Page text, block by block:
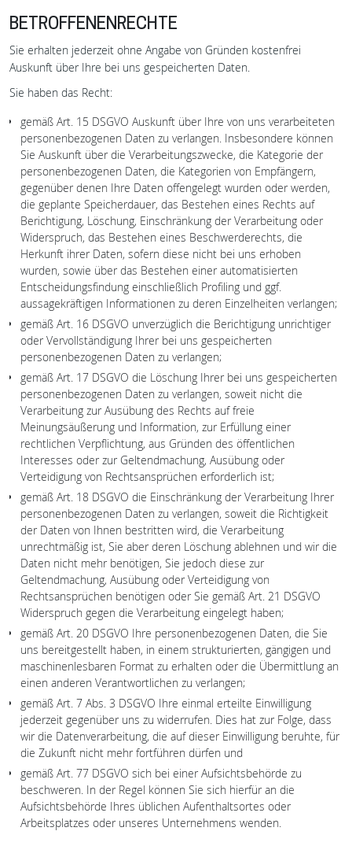
BETROFFENENRECHTE
Sie erhalten jederzeit ohne Angabe von Gründen kostenfrei
Auskunft über Ihre bei uns gespeicherten Daten.
Sie haben das Recht:
gemäß Art. 15 DSGVO Auskunft über Ihre von uns verarbeiteten
personenbezogenen Daten zu verlangen. Insbesondere können
Sie Auskunft über die Verarbeitungszwecke, die Kategorie der
personenbezogenen Daten, die Kategorien von Empfängern,
gegenüber denen Ihre Daten offengelegt wurden oder werden,
die geplante Speicherdauer, das Bestehen eines Rechts auf
Berichtigung, Löschung, Einschränkung der Verarbeitung oder
Widerspruch, das Bestehen eines Beschwerderechts, die
Herkunft ihrer Daten, sofern diese nicht bei uns erhoben
wurden, sowie über das Bestehen einer automatisierten
Entscheidungsfindung einschließlich Profiling und ggf.
aussagekräftigen Informationen zu deren Einzelheiten verlangen;
gemäß Art. 16 DSGVO unverzüglich die Berichtigung unrichtiger
oder Vervollständigung Ihrer bei uns gespeicherten
personenbezogenen Daten zu verlangen;
gemäß Art. 17 DSGVO die Löschung Ihrer bei uns gespeicherten
personenbezogenen Daten zu verlangen, soweit nicht die
Verarbeitung zur Ausübung des Rechts auf freie
Meinungsäußerung und Information, zur Erfüllung einer
rechtlichen Verpflichtung, aus Gründen des öffentlichen
Interesses oder zur Geltendmachung, Ausübung oder
Verteidigung von Rechtsansprüchen erforderlich ist;
gemäß Art. 18 DSGVO die Einschränkung der Verarbeitung Ihrer
personenbezogenen Daten zu verlangen, soweit die Richtigkeit
der Daten von Ihnen bestritten wird, die Verarbeitung
unrechtmäßig ist, Sie aber deren Löschung ablehnen und wir die
Daten nicht mehr benötigen, Sie jedoch diese zur
Geltendmachung, Ausübung oder Verteidigung von
Rechtsansprüchen benötigen oder Sie gemäß Art. 21 DSGVO
Widerspruch gegen die Verarbeitung eingelegt haben;
gemäß Art. 20 DSGVO Ihre personenbezogenen Daten, die Sie
uns bereitgestellt haben, in einem strukturierten, gängigen und
maschinenlesbaren Format zu erhalten oder die Übermittlung an
einen anderen Verantwortlichen zu verlangen;
gemäß Art. 7 Abs. 3 DSGVO Ihre einmal erteilte Einwilligung
jederzeit gegenüber uns zu widerrufen. Dies hat zur Folge, dass
wir die Datenverarbeitung, die auf dieser Einwilligung beruhte, für
die Zukunft nicht mehr fortführen dürfen und
gemäß Art. 77 DSGVO sich bei einer Aufsichtsbehörde zu
beschweren. In der Regel können Sie sich hierfür an die
Aufsichtsbehörde Ihres üblichen Aufenthaltsortes oder
Arbeitsplatzes oder unseres Unternehmens wenden.